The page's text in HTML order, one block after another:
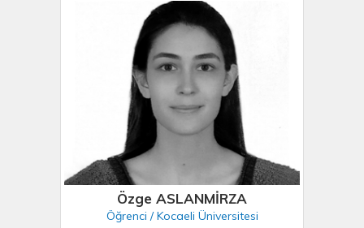
Özge ASLANMİRZA
Öğrenci / Kocaeli Üniversitesi